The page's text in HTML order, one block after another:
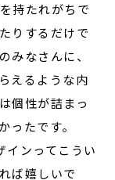
持たれがちで
りするだけで
みなさんに、
えるような内
個性が詰まっ
ったです。
インってこうい
ば嬉しいで